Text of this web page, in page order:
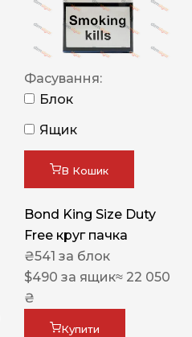
Фасування:
Блок
Ящик
В Кошик
Bond King Size Duty
Free круг пачка
₴541 за блок
$490 за ящик≈ 22 050
₴
Купити